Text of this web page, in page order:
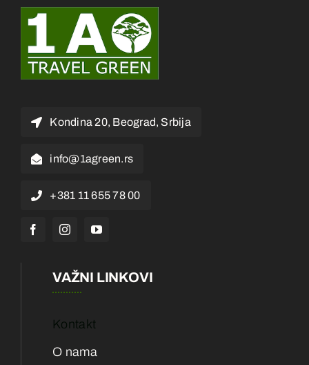
Kondina 20, Beograd, Srbija
info@1agreen.rs
+381 11 655 78 00
VAŽNI LINKOVI
Kontakt
O nama